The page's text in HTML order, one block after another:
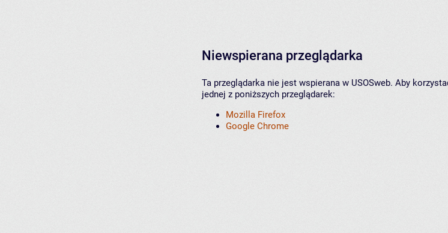
Niewspierana przeglądarka
Ta przeglądarka nie jest wspierana w USOSweb. Aby
jednej z poniższych przeglądarek:
Mozilla Firefox
Google Chrome